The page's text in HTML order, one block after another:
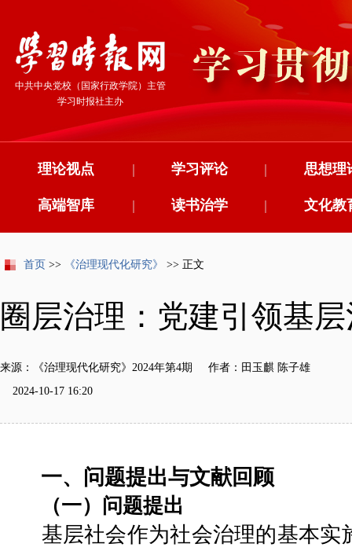
中共中央党校（国家行政学院）主管
学习时报社主办
理论视点 学习评论
| 思想理
|
高端智库 读书治学
| 文化教
|
首页 >> 《治理现代化研究》 >> 正文
圈层治理：党建引领基
来源：《治理现代化研究》2024年第4期 作者：田玉麒 陈子雄
2024-10-17 16:20
一、问题提出与文献回顾
（一）问题提出
基层社会作为社会治理的基本